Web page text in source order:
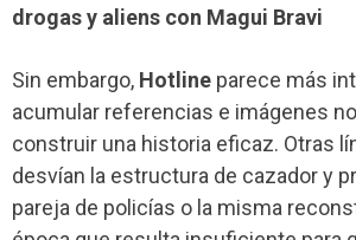
drogas y aliens con Magui Bravi
Sin embargo, Hotline parece más
acumular referencias e imágenes
construir una historia eficaz. Otras
desvían la estructura de cazador y
pareja de policías o la misma